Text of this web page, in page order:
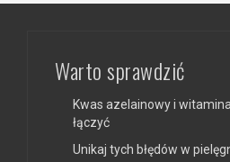
Warto sprawdzić
Kwas azelainowy i
łączyć
Unikaj tych błędów w